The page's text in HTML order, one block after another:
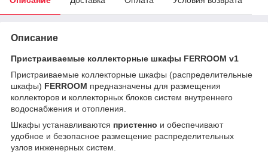
Описание
Пристраиваемые коллекторные шкафы FERROOM v1
Пристраиваемые коллекторные шкафы (распределительные
шкафы) FERROOM предназначены для размещения
коллекторов и коллекторных блоков систем внутреннего
водоснабжения и отопления.
Шкафы устанавливаются пристенно и обеспечивают
удобное и безопасное размещение распределительных
узлов инженерных систем.